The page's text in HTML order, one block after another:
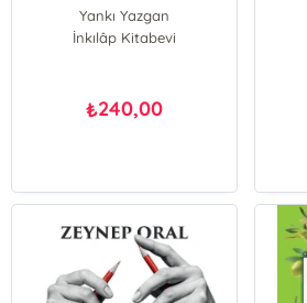
Yankı Yazgan
İnkılâp Kitabevi
₺240,00